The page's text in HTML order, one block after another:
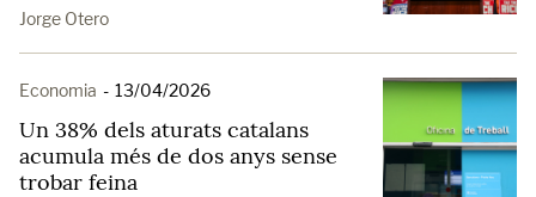
Jorge Otero
Economia - 13/04/2026
Un 38% dels aturats catalans
acumula més de dos anys sense
trobar feina